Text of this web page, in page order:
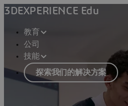
3DEXPERIENCE Edu
教育
公司
技能
探索我们的解决方案